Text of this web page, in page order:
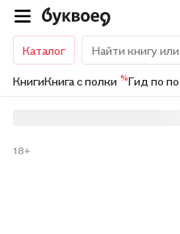
Каталог
КнигиКнига с полки %Гид по
18+